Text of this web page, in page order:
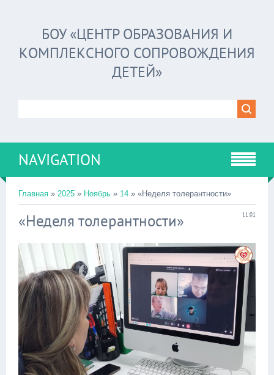
БОУ «ЦЕНТР ОБРАЗОВАНИЯ И
КОМПЛЕКСНОГО СОПРОВОЖДЕНИЯ
ДЕТЕЙ»
NAVIGATION
Главная » 2025 » Ноябрь » 14 » «Неделя толерантности»
11:01
«Неделя толерантности»